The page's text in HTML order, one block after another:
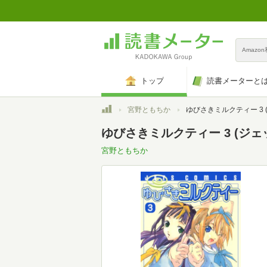
Amazon
トップ 読書メーターと
トップ宮野ともちか ゆびさきミルクティー 3 (ジェッ
ゆびさきミルクティー 3 (ジ
宮野ともちか